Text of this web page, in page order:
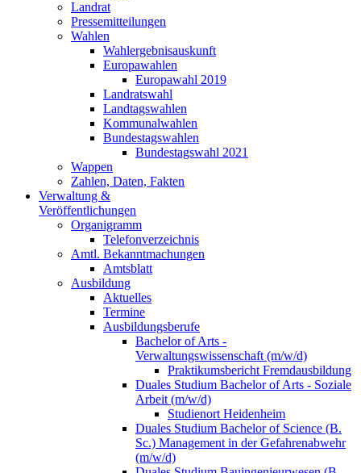
Landrat
Pressemitteilungen
Wahlen
Wahlergebnisauskunft
Europawahlen
Europawahl 2019
Landratswahl
Landtagswahlen
Kommunalwahlen
Bundestagswahlen
Bundestagswahl 2021
Wappen
Zahlen, Daten, Fakten
Verwaltung &
Veröffentlichungen
Organigramm
Telefonverzeichnis
Amtl. Bekanntmachungen
Amtsblatt
Ausbildung
Aktuelles
Termine
Ausbildungsberufe
Bachelor of Arts -
Verwaltungswissenschaft (m/w/d)
Praktikumsbericht Fremdausbildung
Duales Studium Bachelor of Arts - Soziale
Arbeit (m/w/d)
Studienort Heidenheim
Duales Studium Bachelor of Science (B.
Sc.) Management in der Gefahrenabwehr
(m/w/d)